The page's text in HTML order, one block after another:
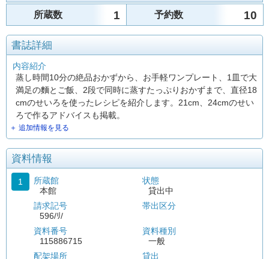
所蔵数 1 予約数 10
書誌詳細
内容紹介
蒸し時間10分の絶品おかずから、お手軽ワンプレート、1皿で大
満足の麵とご飯、2段で同時に蒸すたっぷりおかずまで、直径18
cmのせいろを使ったレシピを紹介します。21cm、24cmのせい
ろで作るアドバイスも掲載。
＋ 追加情報を見る
資料情報
1
所蔵館
本館
請求記号
596/ﾘ/
資料番号
115886715
配架場所
状態
貸出中
帯出区分
資料種別
一般
貸出